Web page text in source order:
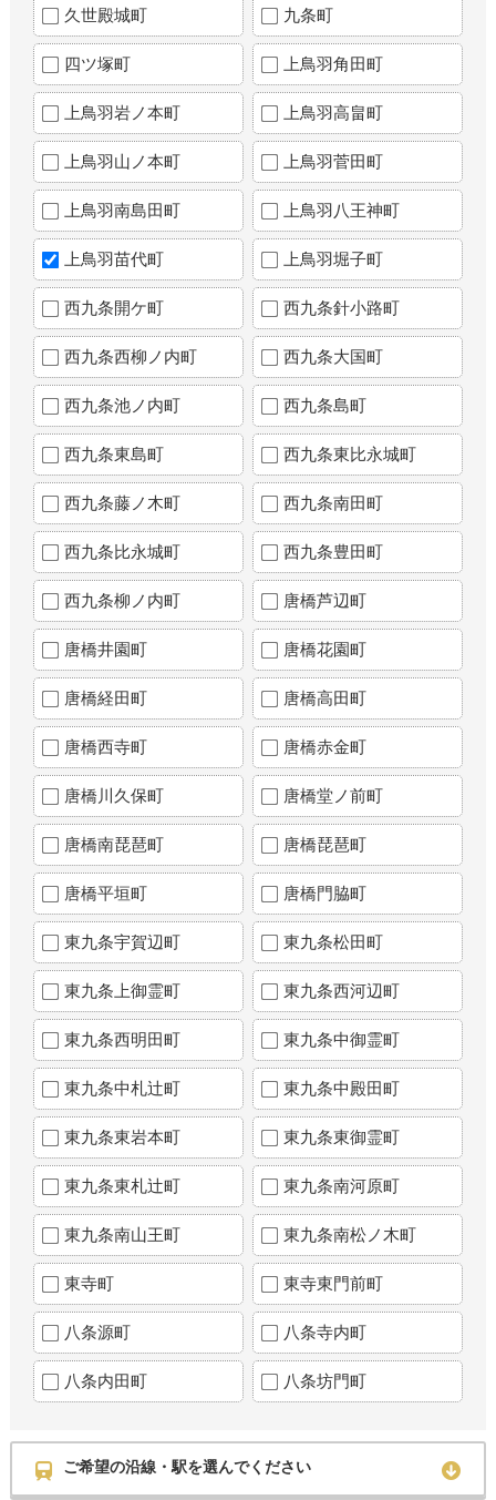
久世殿城町 九条町
四ツ塚町 上鳥羽角田町
上鳥羽岩ノ本町 上鳥羽高畠町
上鳥羽山ノ本町 上鳥羽菅田町
上鳥羽南島田町 上鳥羽八王神町
上鳥羽苗代町 上鳥羽堀子町
西九条開ケ町 西九条針小路町
西九条西柳ノ内町 西九条大国町
西九条池ノ内町 西九条島町
西九条東島町 西九条東比永城町
西九条藤ノ木町 西九条南田町
西九条比永城町 西九条豊田町
西九条柳ノ内町 唐橋芦辺町
唐橋井園町 唐橋花園町
唐橋経田町 唐橋高田町
唐橋西寺町 唐橋赤金町
唐橋川久保町 唐橋堂ノ前町
唐橋南琵琶町 唐橋琵琶町
唐橋平垣町 唐橋門脇町
東九条宇賀辺町 東九条松田町
東九条上御霊町 東九条西河辺町
東九条西明田町 東九条中御霊町
東九条中札辻町 東九条中殿田町
東九条東岩本町 東九条東御霊町
東九条東札辻町 東九条南河原町
東九条南山王町 東九条南松ノ木町
東寺町 東寺東門前町
八条源町 八条寺内町
八条内田町 八条坊門町
ご希望の沿線・駅を選んでください